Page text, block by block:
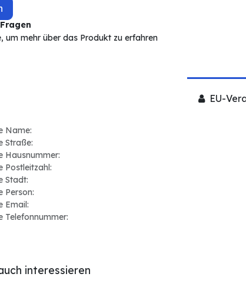
um mehr über das Produkt zu erfahren
EU-
Name:
Straße:
Hausnummer:
Postleitzahl:
Stadt:
Person:
Email:
Telefonnummer:
interessieren